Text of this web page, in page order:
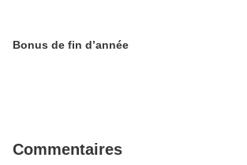
Bonus de fin d’année
Commentaires